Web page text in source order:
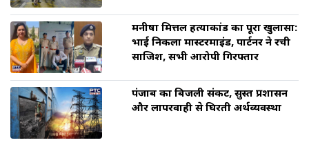
मनीषा मित्तल हत्याकांड का पूरा खुलासा:
भाई निकला मास्टरमाइंड, पार्टनर ने रची
साजिश, सभी आरोपी गिरफ्तार
पंजाब का बिजली संकट, सुस्त प्रशासन
और लापरवाही से घिरती अर्थव्यवस्था